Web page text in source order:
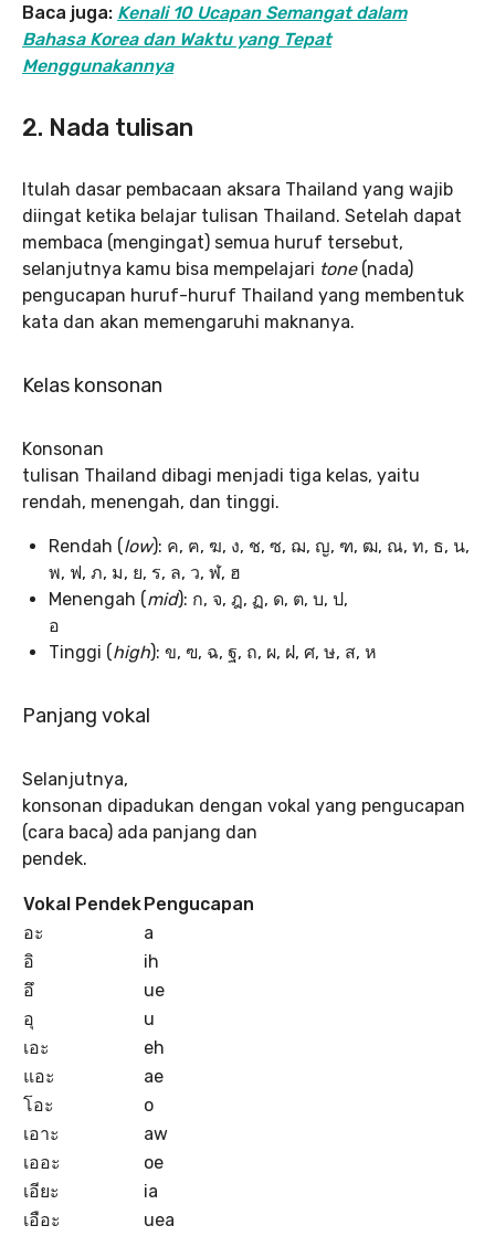
Baca juga: Kenali 10 Ucapan Semangat dalam
Bahasa Korea dan Waktu yang Tepat
Menggunakannya
2. Nada tulisan
Itulah dasar pembacaan aksara Thailand yang wajib
diingat ketika belajar tulisan Thailand. Setelah dapat
membaca (mengingat) semua huruf tersebut,
selanjutnya kamu bisa mempelajari tone(nada)
pengucapan huruf-huruf Thailand yang membentuk
kata dan akan memengaruhi maknanya.
Kelas konsonan
Konsonan
tulisan Thailand dibagi menjadi tiga kelas, yaitu
rendah, menengah, dan tinggi.
Rendah (low): ค, ฅ, ฆ, ง, ช, ซ, ฌ, ญ, ฑ, ฒ, ณ, ท, ธ, น,
พ, ฟ, ภ, ม, ย, ร, ล, ว, ฬ, ฮ
Menengah (mid): ก, จ, ฎ, ฏ, ด, ต, บ, ป,
อ
Tinggi (high): ข, ฃ, ฉ, ฐ, ถ, ผ, ฝ, ศ, ษ, ส, ห
Panjang vokal
Selanjutnya,
konsonan dipadukan dengan vokal yang pengucapan
(cara baca) ada panjang dan
pendek.
Vokal PendekPengucapan
อะ
a
อิ
ih
อึ
ue
อุ
u
เอะ
eh
แอะ
ae
โอะ
o
เอาะ
aw
เออะ
oe
เอียะ
ia
เอือะ
uea